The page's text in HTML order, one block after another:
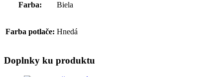
Farba: Biela
Farba potlače: Hnedá
Doplnky ku produktu